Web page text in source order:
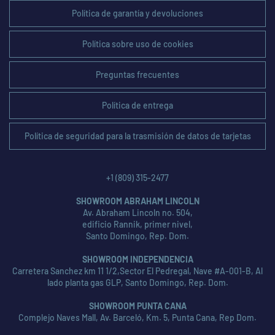
Política de garantía y devoluciones
Política sobre uso de cookies
Preguntas frecuentes
Política de entrega
Política de seguridad para la trasmisión de datos de tarjetas
+1 (809) 315-2477
SHOWROOM ABRAHAM LINCOLN
Av. Abraham Lincoln no. 504,
edificio Rannik, primer nivel,
Santo Domingo, Rep. Dom.
SHOWROOM INDEPENDENCIA
Carretera Sanchez km 11 1/2,Sector El Pedregal, Nave #A-001-B, Al
lado planta gas GLP, Santo Domingo, Rep. Dom.
SHOWROOM PUNTA CANA
Complejo Naves Mall, Av. Barceló, Km. 5, Punta Cana, Rep Dom.